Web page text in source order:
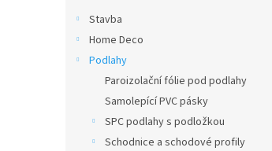
Stavba
Home Deco
Podlahy
Paroizolační fólie pod podlahy
Samolepící PVC pásky
SPC podlahy s podložkou
Schodnice a schodové profily